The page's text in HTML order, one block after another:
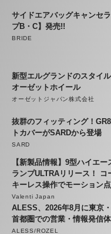
サイドエアバッグキャンセ
プB・C】発売!!
BRIDE
新型エルグランドのスタイ
オーゼットホイール
オーゼットジャパン株式会社
抜群のフィッティング！
トカバーがSARDから登場
SARD
【新製品情報】9型ハイエ
ランプULTRAリリース！ コ
キーレス操作でモーション
Valenti Japan
ALESS、2026年8月に東京
首都圏での営業・情報発信
ALESS/ROZEL